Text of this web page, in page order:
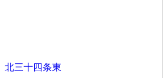
北三十四条東